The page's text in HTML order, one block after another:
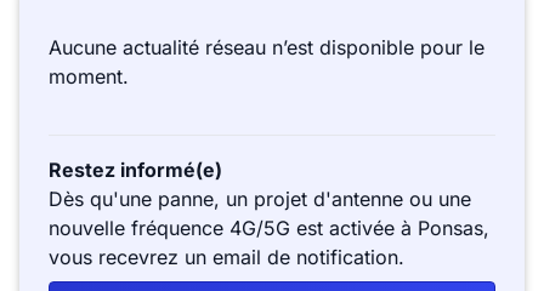
Aucune actualité réseau n’est disponible pour le
moment.
Restez informé(e)
Dès qu'une panne, un projet d'antenne ou une
nouvelle fréquence 4G/5G est activée à Ponsas,
vous recevrez un email de notification.